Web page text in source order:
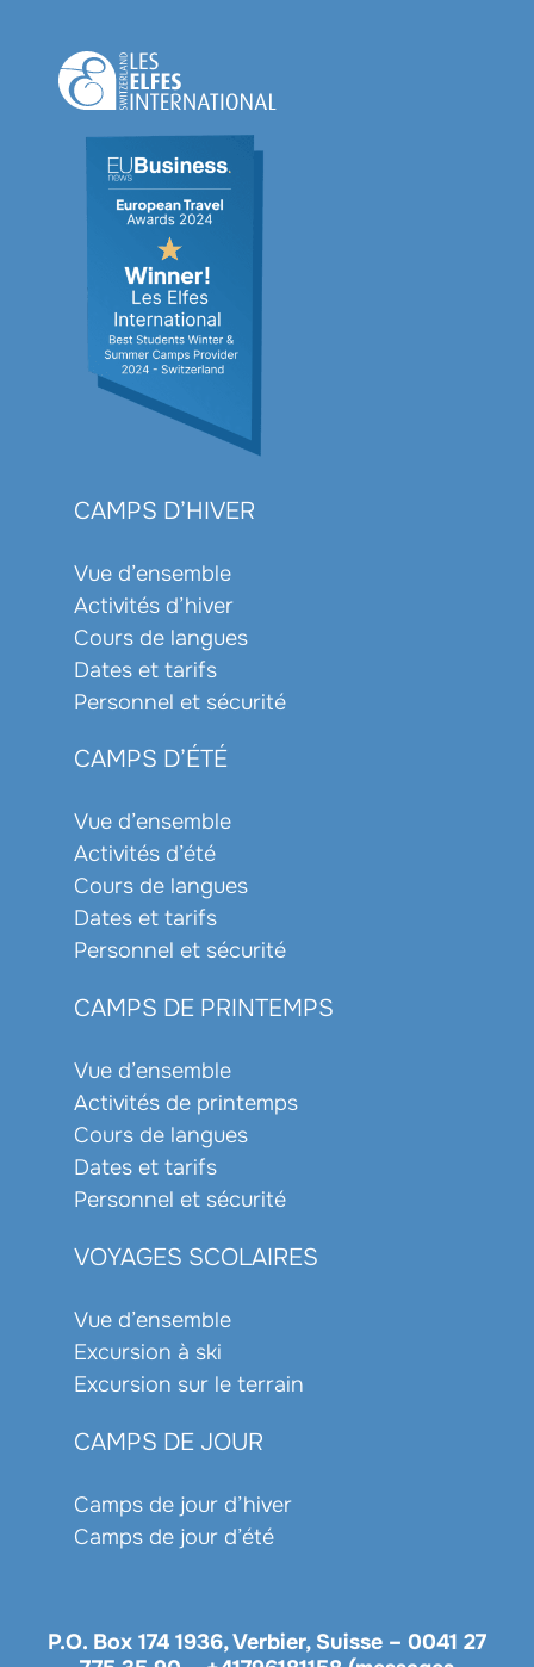
CAMPS D’HIVER
Vue d’ensemble
Activités d’hiver
Cours de langues
Dates et tarifs
Personnel et sécurité
CAMPS D’ÉTÉ
Vue d’ensemble
Activités d’été
Cours de langues
Dates et tarifs
Personnel et sécurité
CAMPS DE PRINTEMPS
Vue d’ensemble
Activités de printemps
Cours de langues
Dates et tarifs
Personnel et sécurité
VOYAGES SCOLAIRES
Vue d’ensemble
Excursion à ski
Excursion sur le terrain
CAMPS DE JOUR
Camps de jour d’hiver
Camps de jour d’été
P.O. Box 174 1936, Verbier, Suisse – 0041 27